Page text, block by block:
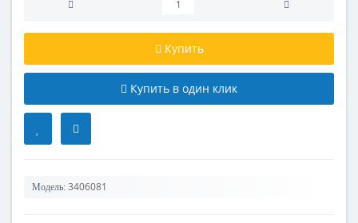
Купить
Купить в один клик
Модель: 3406081